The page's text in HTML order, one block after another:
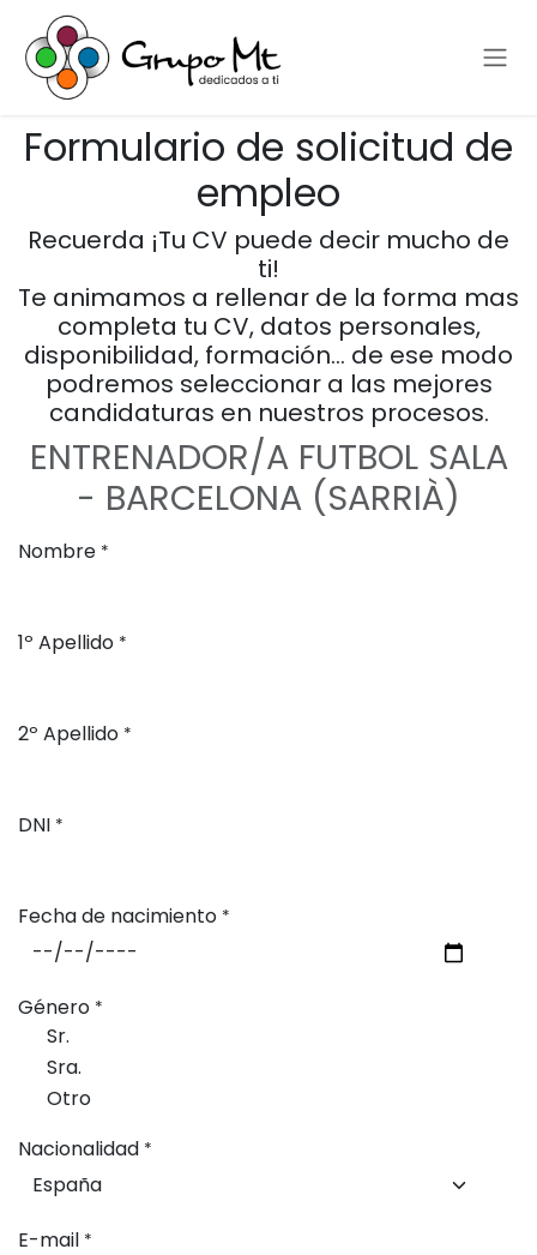
Ir al contenido
Formulario de solicitud de
empleo
Recuerda ¡Tu CV puede decir mucho de
ti!
Te animamos a rellenar de la forma mas
completa tu CV, datos personales,
disponibilidad, formación… de ese modo
podremos seleccionar a las mejores
candidaturas en nuestros procesos.
ENTRENADOR/A FUTBOL SALA
- BARCELONA (SARRIÀ)
Nombre *
1º Apellido *
2º Apellido *
DNI *
Fecha de nacimiento *
Género *
Sr.
Sra.
Otro
Nacionalidad *
E-mail *